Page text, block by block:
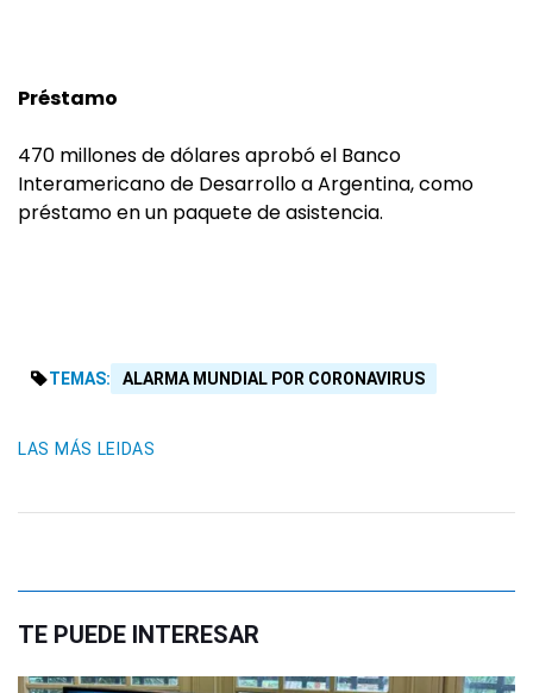
Préstamo
470 millones de dólares aprobó el Banco
Interamericano de Desarrollo a Argentina, como
préstamo en un paquete de asistencia.
TEMAS: ALARMA MUNDIAL POR CORONAVIRUS
LAS MÁS LEIDAS
TE PUEDE INTERESAR